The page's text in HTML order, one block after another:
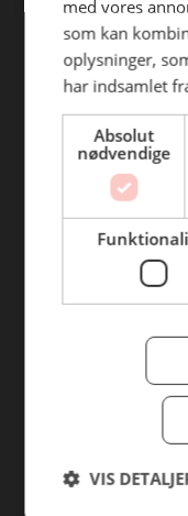
Ejby Industrivej 111
2600 Glostrup
CVR: 37589608
+45 72108181
06:00 -
08:00 - 14:00
med vores
som kan
oplysninger,
har indsamlet
Absolut
nødvendige
VIS